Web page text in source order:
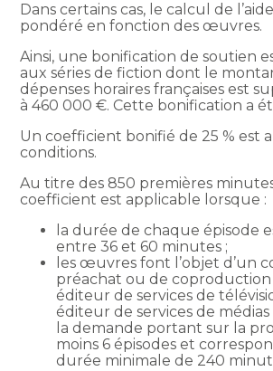
Dans certains cas, le calcul de
pondéré en fonction des œuvres.
Ainsi, une bonification de soutien
aux séries de fiction dont le
dépenses horaires françaises est
à 460 000 €. Cette bonification a
Un coefficient bonifié de 25 % est
conditions.
Au titre des 850 premières
coefficient est applicable lorsque :
la durée de chaque épisode
entre 36 et 60 minutes ;
les œuvres font l’objet d’un
préachat ou de coproduction
éditeur de services de
éditeur de services de médias
la demande portant sur la
moins 6 épisodes et
durée minimale de 240